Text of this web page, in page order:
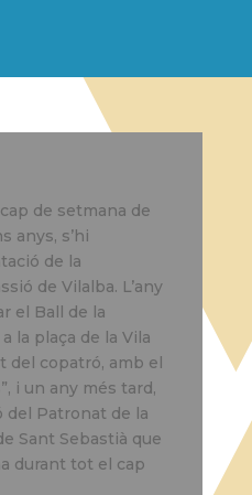
de setmana de
anys, s’hi
de la
de Vilalba. L’any
el Ball de la
la plaça de la Vila
del copatró, amb el
i un any més tard,
del Patronat de la
Sant Sebastià que
durant tot el cap